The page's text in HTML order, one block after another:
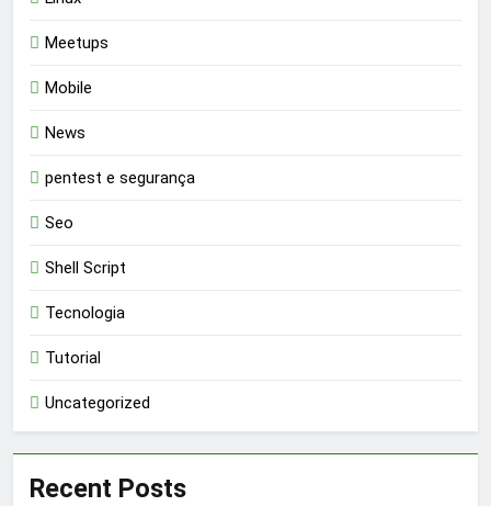
Meetups
Mobile
News
pentest e segurança
Seo
Shell Script
Tecnologia
Tutorial
Uncategorized
Recent Posts